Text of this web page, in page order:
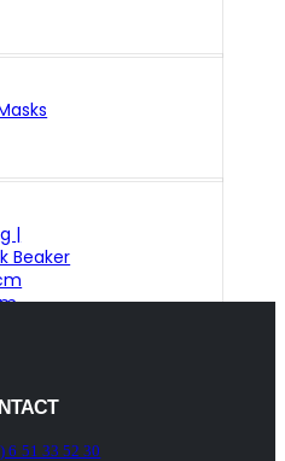
|
Beaker
6 51 33 52 30